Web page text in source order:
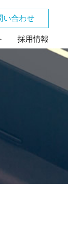
採用情報
い合わせ